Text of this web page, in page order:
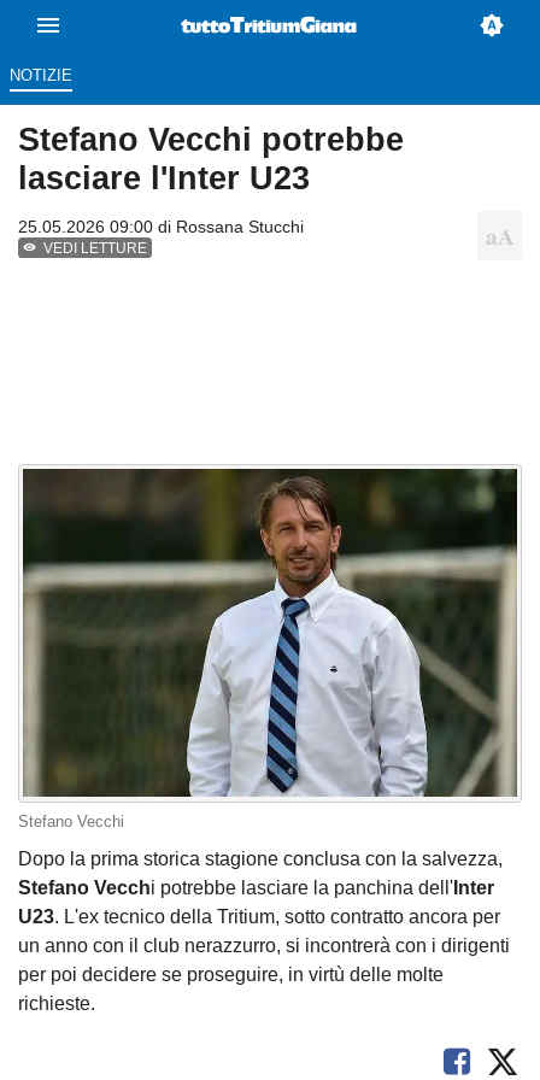
NOTIZIE
Stefano Vecchi potrebbe
lasciare l'Inter U23
25.05.2026 09:00 di Rossana Stucchi
VEDI LETTURE
Stefano Vecchi
Dopo la prima storica stagione conclusa con la salvezza,
Stefano Vecchi potrebbe lasciare la panchina dell' Inter
U23. L'ex tecnico della Tritium, sotto contratto ancora per
un anno con il club nerazzurro, si incontrerà con i dirigenti
per poi decidere se proseguire, in virtù delle molte
richieste.